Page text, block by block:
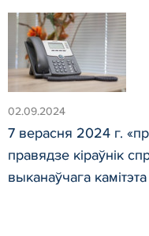
02.09.2024
7 верасня 2024 г.
правядзе кіраўнік
выканаўчага